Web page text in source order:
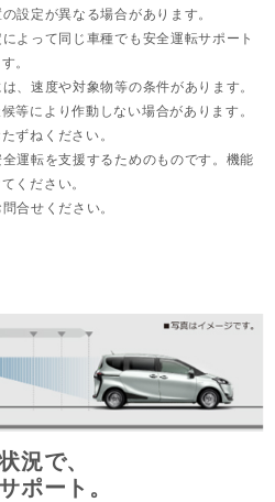
設定が異なる場合があります。
よって同じ車種でも安全運転サポート
。
、速度や対象物等の条件があります。
等により作動しない場合があります。
ずねください。
運転を支援するためのものです。機能
ください。
合せください。
況で、
ポート。